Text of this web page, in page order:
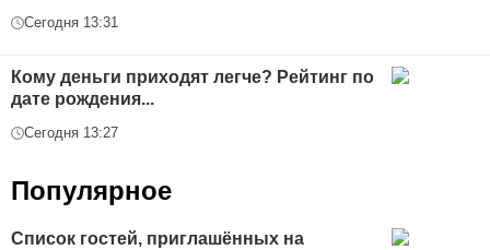
Сегодня 13:31
Кому деньги приходят легче? Рейтинг по
дате рождения...
Сегодня 13:27
Популярное
Список гостей, приглашённых на